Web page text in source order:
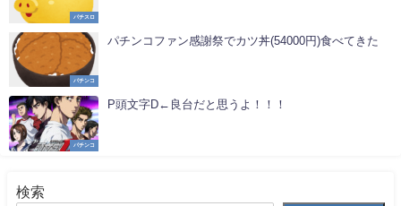
パチスロ
パチンコ
パチンコファン感謝祭でカツ丼(54000円)食べてきた
パチンコ
P頭文字D←良台だと思うよ！！！
検索